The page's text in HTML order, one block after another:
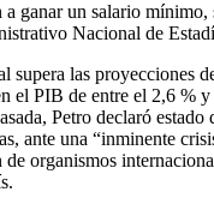
ganar un salario mínimo,
Nacional de
supera las proyecciones
el PIB de entre el 2,6 %
Petro declaró estado
ante una “inminente
de organismos